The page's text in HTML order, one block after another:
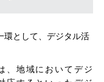
として、デジタル活
、地域においてデジ